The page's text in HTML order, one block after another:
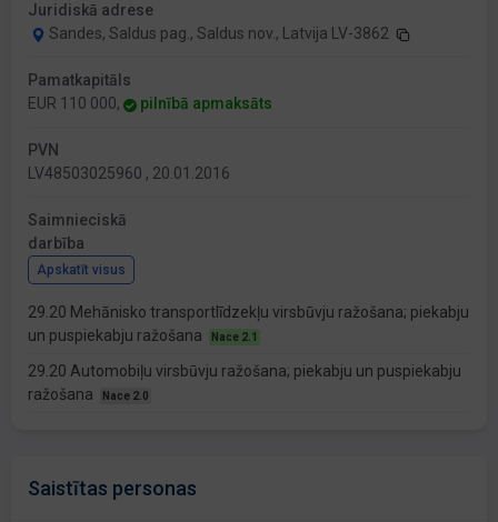
Juridiskā adrese
Sandes, Saldus pag., Saldus nov., Latvija LV-3862
Pamatkapitāls
EUR 110 000,
pilnībā apmaksāts
PVN
LV48503025960 , 20.01.2016
Saimnieciskā
darbība
Apskatīt visus
29.20 Mehānisko transportlīdzekļu virsbūvju ražošana; piekabju
un puspiekabju ražošana
Nace 2.1
29.20 Automobiļu virsbūvju ražošana; piekabju un puspiekabju
ražošana
Nace 2.0
Saistītas personas